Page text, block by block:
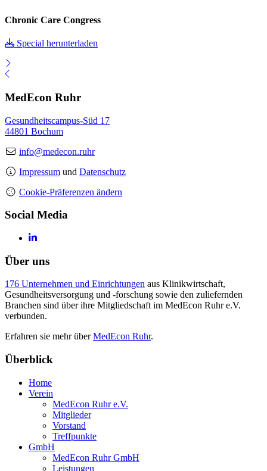
Chronic Care Congress
Special herunterladen
MedEcon Ruhr
Gesundheitscampus-Süd 17
44801 Bochum
info@medecon.ruhr
Impressum und Datenschutz
Cookie-Präferenzen ändern
Social Media
Über uns
176 Unternehmen und Einrichtungen aus Klinikwirtschaft,
Gesundheitsversorgung und -forschung sowie den zuliefernden
Branchen sind über ihre Mitgliedschaft im MedEcon Ruhr e.V.
verbunden.
Erfahren sie mehr überMedEcon Ruhr.
Überblick
Home
Verein
MedEcon Ruhr e.V.
Mitglieder
Vorstand
Treffpunkte
GmbH
MedEcon Ruhr GmbH
Leistungen